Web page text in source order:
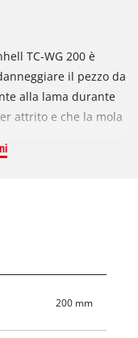
TC-WG 200 è
il pezzo da
alla lama durante
attrito e che la mola
il serbatoio
una posizione
fornito completo di
lenta e di una mola
200 mm